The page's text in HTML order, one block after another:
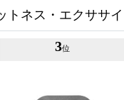
トネス・エクササ
3位